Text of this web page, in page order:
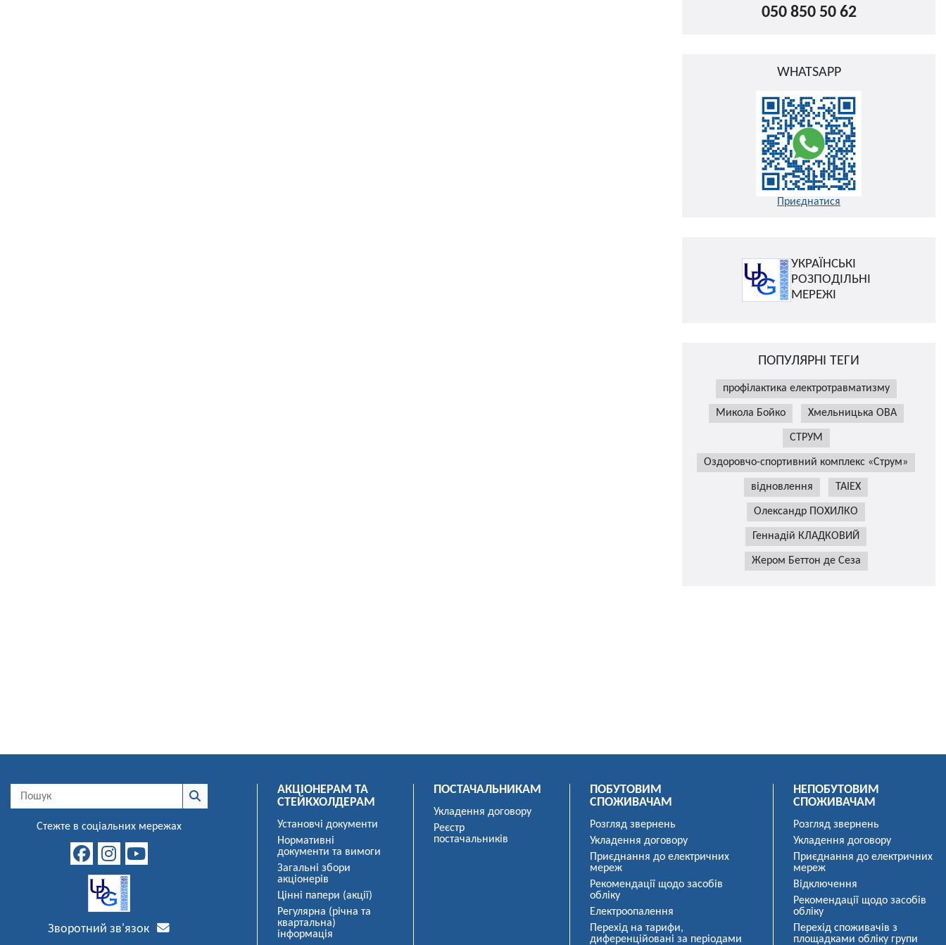
050 850 50 62
WHATSAPP
Приєднатися
УКРАЇНСЬКІ
РОЗПОДІЛЬНІ
МЕРЕЖІ
ПОПУЛЯРНІ ТЕГИ
профілактика електротравматизму
Микола Бойко Хмельницька ОВА
СТРУМ
Оздоровчо-спортивний комплекс «Струм»
відновлення TAIEX
Олександр ПОХИЛКО
Геннадій КЛАДКОВИЙ
Жером Беттон де Сеза
Стежте в соціальних мережах
Зворотний зв'язок
АКЦІОНЕРАМ ТА
СТЕЙКХОЛДЕРАМ
Установчі документи
Нормативні
документи та вимоги
Загальні збори
акціонерів
Цінні папери (акції)
Регулярна (річна та
квартальна)
інформація
ПОСТАЧАЛЬНИКАМ
Укладення договору
Реєстр
постачальників
ПОБУТОВИМ
СПОЖИВАЧАМ
Розгляд звернень
Укладення договору
Приєднання до електричних
мереж
Рекомендації щодо засобів
обліку
Електроопалення
Перехід на тарифи,
диференційовані за періодами
НЕПОБУТОВИМ
СПОЖИВАЧАМ
Розгляд звернень
Укладення договору
Приєднання до електричних
мереж
Відключення
Рекомендації щодо засобів
обліку
Перехід споживачів з
площадками обліку групи